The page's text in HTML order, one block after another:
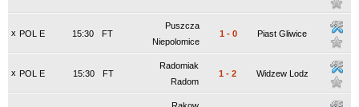
x POL E FT
15:30
Puszcza
Niepolomice
1 - 0 Piast Gliwice
x POL E FT
15:30
Radomiak
Radom
1 - 2 Widzew Lodz